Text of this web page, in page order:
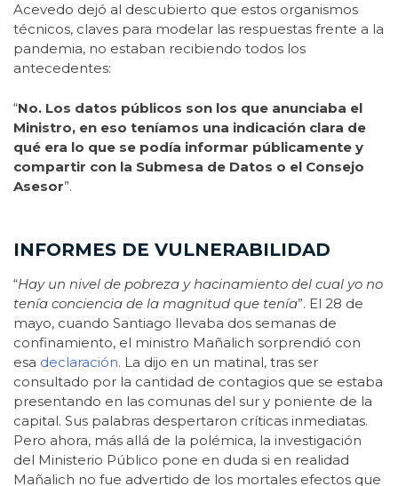
Acevedo dejó al descubierto que estos organismos
técnicos, claves para modelar las respuestas frente a la
pandemia, no estaban recibiendo todos los
antecedentes:
“No. Los datos públicos son los que anunciaba el
Ministro, en eso teníamos una indicación clara de
qué era lo que se podía informar públicamente y
compartir con la Submesa de Datos o el Consejo
Asesor”.
INFORMES DE VULNERABILIDAD
“Hay un nivel de pobreza y hacinamiento del cual yo no
tenía conciencia de la magnitud que tenía”. El 28 de
mayo, cuando Santiago llevaba dos semanas de
confinamiento, el ministro Mañalich sorprendió con
esa declaración. La dijo en un matinal, tras ser
consultado por la cantidad de contagios que se estaba
presentando en las comunas del sur y poniente de la
capital. Sus palabras despertaron críticas inmediatas.
Pero ahora, más allá de la polémica, la investigación
del Ministerio Público pone en duda si en realidad
Mañalich no fue advertido de los mortales efectos que